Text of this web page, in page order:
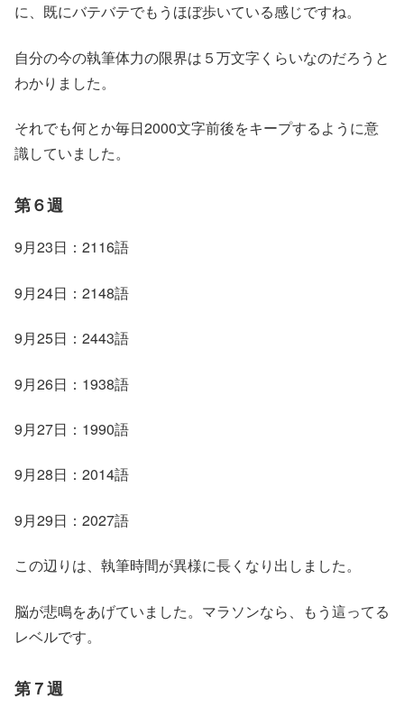
に、既にバテバテでもうほぼ歩いている感じですね。
自分の今の執筆体力の限界は５万文字くらいなのだろうと
わかりました。
それでも何とか毎日2000文字前後をキープするように意
識していました。
第６週
9月23日：2116語
9月24日：2148語
9月25日：2443語
9月26日：1938語
9月27日：1990語
9月28日：2014語
9月29日：2027語
この辺りは、執筆時間が異様に長くなり出しました。
脳が悲鳴をあげていました。マラソンなら、もう這ってる
レベルです。
第７週